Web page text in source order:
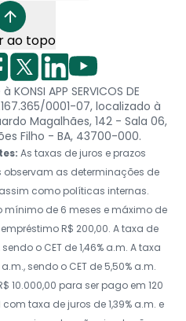
ao topo
APP SERVICOS DE
0001-07, localizado à
Magalhães, 142 - Sala 06,
Filho - BA, 43700-000.
As taxas de juros e prazos
as determinações de
como políticas internas.
de 6 meses e máximo de
R$ 200,00. A taxa de
o CET de 1,46% a.m. A taxa
sendo o CET de 5,50% a.m.
10.000,00 para ser pago em 120
taxa de juros de 1,39% a.m. e